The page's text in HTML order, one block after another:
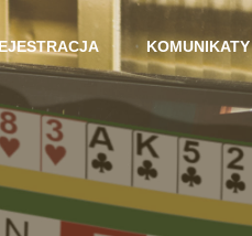
KOMUNIKATY